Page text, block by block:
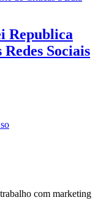
Republica
Sociais
com marketing